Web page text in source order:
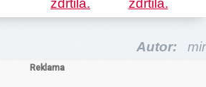
Autor: mir